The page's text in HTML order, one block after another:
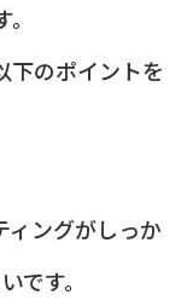
下のポイントを
ィングがしっか
です。